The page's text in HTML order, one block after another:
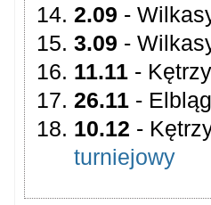
2.09 -
3.09 -
11.11 -
26.11 -
10.12 -
turniejowy